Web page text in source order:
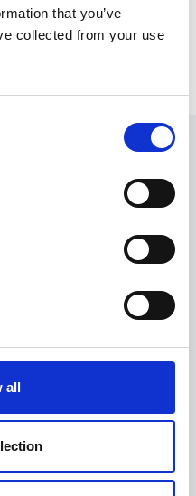
that you’ve
collected from your use
all
|©OpenStreetMapcontributors
AB
AB